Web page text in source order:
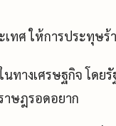
ทศ ให้การประทุษ
ทางเศรษฐกิจ โด
าษฎรอดอยาก